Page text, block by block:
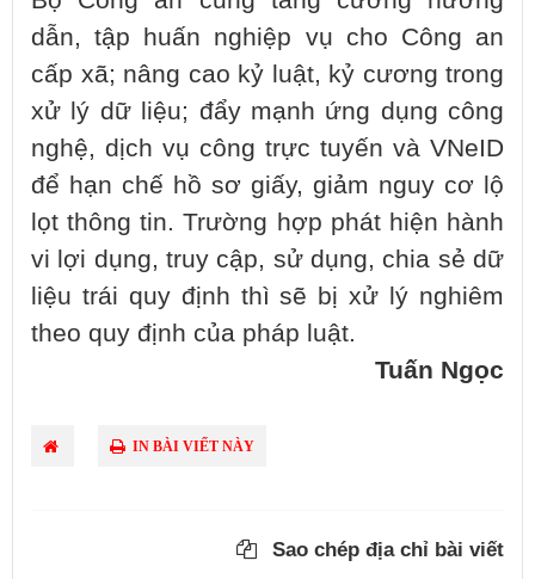
dẫn, tập huấn nghiệp vụ cho Công an
cấp xã; nâng cao kỷ luật, kỷ cương trong
xử lý dữ liệu; đẩy mạnh ứng dụng công
nghệ, dịch vụ công trực tuyến và VNeID
để hạn chế hồ sơ giấy, giảm nguy cơ lộ
lọt thông tin. Trường hợp phát hiện hành
vi lợi dụng, truy cập, sử dụng, chia sẻ dữ
liệu trái quy định thì sẽ bị xử lý nghiêm
theo quy định của pháp luật.
Tuấn Ngọc
IN BÀI VIẾT NÀY
Sao chép địa chỉ bài viết